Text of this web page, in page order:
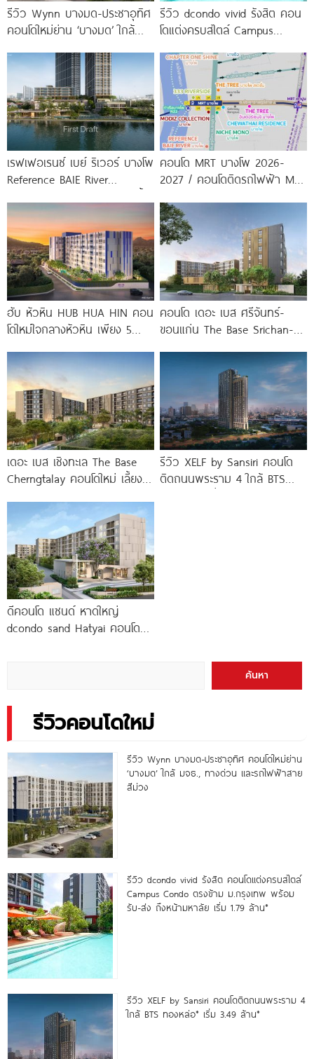
รีวิว Wynn บางมด-ประชาอุทิศ
คอนโดใหม่ย่าน ‘บางมด’ ใกล้
สายสีม่วง
รีวิว dcondo vivid รังสิต คอน
โดแต่งครบสไตล์ Campus
พร้อมรับ-ส่ง
เรฟเฟอเรนซ์ เบย์ ริเวอร์ บางโพ
Reference BAIE River
จาก
คอนโด MRT บางโพ 2026-
2027 / คอนโดติดรถไฟฟ้า MRT
ฮับ หัวหิน HUB HUA HIN คอน
โดใหม่ใจกลางหัวหิน เพียง 5
คอนโด เดอะ เบส ศรีจันทร์-
ขอนแก่น The Base Srichan-
ขอนแก่น
เดอะ เบส เชิงทะเล The Base
Cherngtalay คอนโดใหม่ เลี้ยง
รีวิว XELF by Sansiri คอนโด
ติดถนนพระราม 4 ใกล้ BTS
ดีคอนโด แซนด์ หาดใหญ่
dcondo sand Hatyai คอนโด
ค้นหา
รีวิวคอนโดใหม่
รีวิว Wynn บางมด-ประชาอุทิศ คอนโดใหม่ย่าน
‘บางมด’ ใกล้ มจธ., ทางด่วน และรถไฟฟ้าสาย
สีม่วง
รีวิว dcondo vivid รังสิต คอนโดแต่งครบสไตล์
Campus Condo ตรงข้าม ม.กรุงเทพ พร้อม
รับ-ส่ง ถึงหน้ามหาลัย เริ่ม 1.79 ล้าน*
รีวิว XELF by Sansiri คอนโดติดถนนพระราม 4
ใกล้ BTS ทองหล่อ* เริ่ม 3.49 ล้าน*